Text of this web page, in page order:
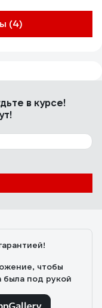
(4)
в курсе!
чтобы
была под рукой